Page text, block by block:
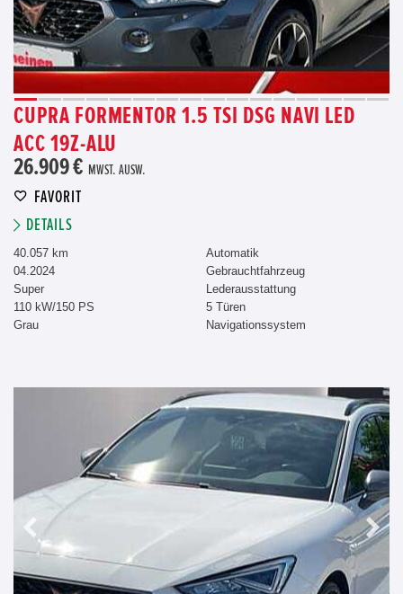
CUPRA FORMENTOR 1.5 TSI DSG NAVI LED
ACC 19Z-ALU
26.909 € MWST. AUSW.
FAVORIT
DETAILS
40.057 km
04.2024
Super
110 kW/150 PS
Grau
Automatik
Gebrauchtfahrzeug
Lederausstattung
5 Türen
Navigationssystem